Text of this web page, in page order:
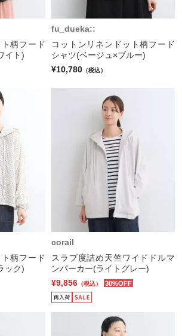
柄フード
イト)
fu_dueka::
コットンリネンドット柄フード
シャツ(ベージュ×ブルー)
¥10,780 （税込）
柄フード
ック)
corail
スラブ度詰め天竺ワイドドルマ
ンパーカー(ライトグレー)
¥9,856 （税込） 30%OFF